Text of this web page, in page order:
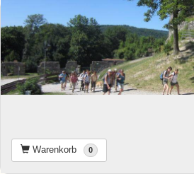
Warenkorb 0